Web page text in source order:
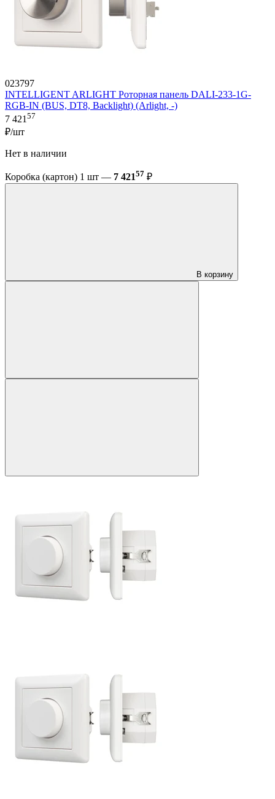
023797
INTELLIGENT ARLIGHT Роторная панель DALI-233-1G-
RGB-IN (BUS, DT8, Backlight) (Arlight, -)
7 421 57
₽/шт
Нет в наличии
Коробка (картон) 1 шт — 7 42157 ₽
В корзину